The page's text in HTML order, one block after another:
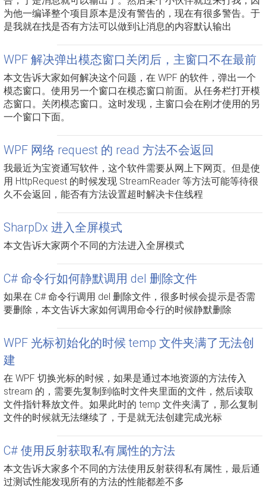
为他一编译整个项目原本是没有警告的，现在有很多警告。于
是我就在找是否有方法可以做到让消息的内容默认输出
WPF 解决弹出模态窗口关闭后，主窗口不在最前
本文告诉大家如何解决这个问题，在 WPF 的软件，弹出一个
模态窗口。使用另一个窗口在模态窗口前面。从任务栏打开模
态窗口。关闭模态窗口。这时发现，主窗口会在刚才使用的另
一个窗口下面。
WPF 网络 request 的 read 方法不会返回
我最近为宝资通写软件，这个软件需要从网上下网页。但是使
用 HttpRequest 的时候发现 StreamReader 等方法可能等待很
久不会返回，能否有方法设置超时解决卡住线程
SharpDx 进入全屏模式
本文告诉大家两个不同的方法进入全屏模式
C# 命令行如何静默调用 del 删除文件
如果在 C# 命令行调用 del 删除文件，很多时候会提示是否需
要删除，本文告诉大家如何调用命令行的时候静默删除
WPF 光标初始化的时候 temp 文件夹满了无法创
建
在 WPF 切换光标的时候，如果是通过本地资源的方法传入
stream 的，需要先复制到临时文件夹里面的文件，然后读取
文件指针释放文件。如果此时的 temp 文件夹满了，那么复制
文件的时候就无法继续了，于是就无法创建完成光标
C# 使用反射获取私有属性的方法
本文告诉大家多个不同的方法使用反射获得私有属性，最后通
过测试性能发现所有的方法的性能都差不多